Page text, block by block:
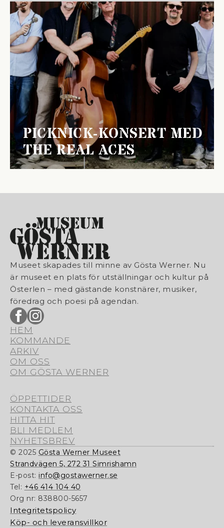
PICKNICK-KONSERT MED
THE REAL ACES
Museet skapades till minne av Gösta Werner. Nu
är museet en plats för utställningar och kultur på
Österlen – med gästande konstnärer, musiker,
föredrag och poesi på agendan.
HEM
KOMMANDE
ARKIV
OM OSS
OM GÖSTA WERNER
ÖPPETTIDER
KONTAKTA OSS
HITTA HIT
BLI MEDLEM
NYHETSBREV
© 2025 Gösta Werner Museet
Strandvägen 5, 272 31 Simrishamn
E-post: info@gostawerner.se
Tel: +46 414 104 40
Org nr: 838800-5657
Integritetspolicy
Köp- och leveransvillkor